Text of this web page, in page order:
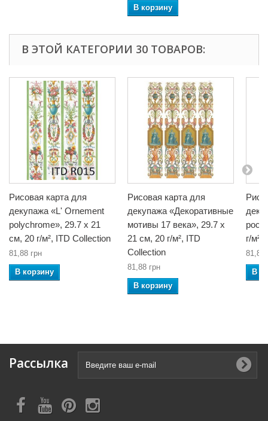
В корзину
В ЭТОЙ КАТЕГОРИИ 30 ТОВАРОВ:
Рисовая карта для
декупажа «Lʹ Ornement
polychrome», 29.7 x 21
см, 20 г/м², ITD Collection
81,88 грн
В корзину
Рисовая карта для
декупажа «Декоративные
мотивы 17 века», 29.7 x
21 см, 20 г/м², ITD
Collection
81,88 грн
В корзину
г/м²,
81,88
В
Рассылка